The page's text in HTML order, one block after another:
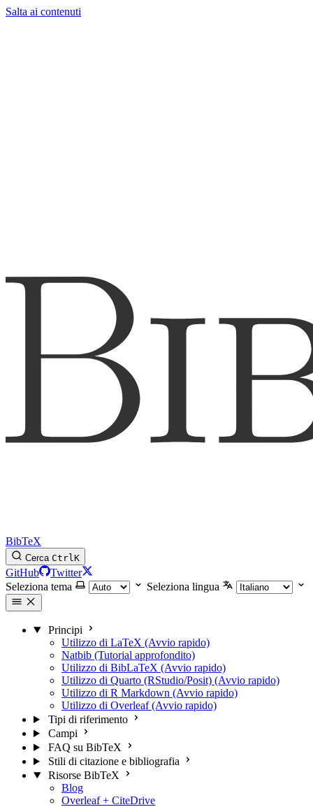
Salta ai contenuti
BibTeX
Cerca CtrlK
GitHub
Twitter
Seleziona tema
Seleziona lingua
Principi
Utilizzo di LaTeX (Avvio rapido)
Natbib (Tutorial approfondito)
Utilizzo di BibLaTeX (Avvio rapido)
Utilizzo di Quarto (RStudio/Posit) (Avvio rapido)
Utilizzo di R Markdown (Avvio rapido)
Utilizzo di Overleaf (Avvio rapido)
Tipi di riferimento
Campi
FAQ su BibTeX
Stili di citazione e bibliografia
Risorse BibTeX
Blog
Overleaf + CiteDrive